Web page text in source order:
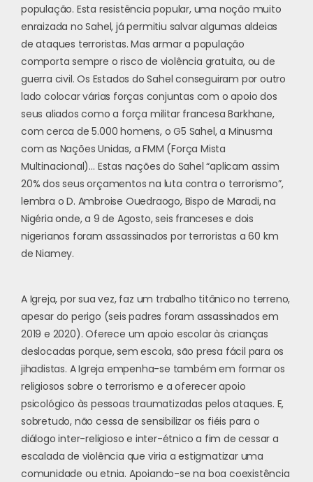
população. Esta resistência popular, uma noção muito
enraizada no Sahel, já permitiu salvar algumas aldeias
de ataques terroristas. Mas armar a população
comporta sempre o risco de violência gratuita, ou de
guerra civil. Os Estados do Sahel conseguiram por outro
lado colocar várias forças conjuntas com o apoio dos
seus aliados como a força militar francesa Barkhane,
com cerca de 5.000 homens, o G5 Sahel, a Minusma
com as Nações Unidas, a FMM (Força Mista
Multinacional)… Estas nações do Sahel “aplicam assim
20% dos seus orçamentos na luta contra o terrorismo”,
lembra o D. Ambroise Ouedraogo, Bispo de Maradi, na
Nigéria onde, a 9 de Agosto, seis franceses e dois
nigerianos foram assassinados por terroristas a 60 km
de Niamey.
A Igreja, por sua vez, faz um trabalho titânico no terreno,
apesar do perigo (seis padres foram assassinados em
2019 e 2020). Oferece um apoio escolar às crianças
deslocadas porque, sem escola, são presa fácil para os
jihadistas. A Igreja empenha-se também em formar os
religiosos sobre o terrorismo e a oferecer apoio
psicológico às pessoas traumatizadas pelos ataques. E,
sobretudo, não cessa de sensibilizar os fiéis para o
diálogo inter-religioso e inter-étnico a fim de cessar a
escalada de violência que viria a estigmatizar uma
comunidade ou etnia. Apoiando-se na boa coexistência